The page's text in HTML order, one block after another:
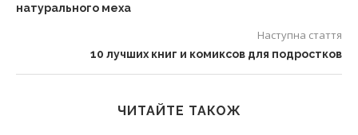
натурального меха
Наступна стаття
10 лучших книг и комиксов для подростков
ЧИТАЙТЕ ТАКОЖ